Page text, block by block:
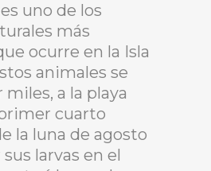
es uno de los
más
ocurre en la Isla
animales se
a la playa
cuarto
la luna de agosto
larvas en el